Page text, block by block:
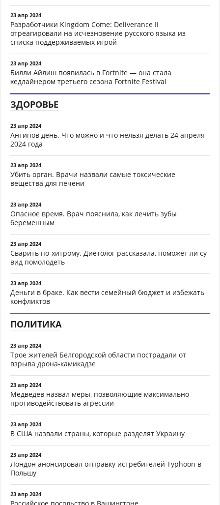
23 апр 2024
Разработчики Kingdom Come: Deliverance II
отреагировали на исчезновение русского языка из
списка поддерживаемых игрой
23 апр 2024
Билли Айлиш появилась в Fortnite — она стала
хедлайнером третьего сезона Fortnite Festival
ЗДОРОВЬЕ
23 апр 2024
Антипов день. Что можно и что нельзя делать 24 апреля
2024 года
23 апр 2024
Убить орган. Врачи назвали самые токсические
вещества для печени
23 апр 2024
Опасное время. Врач пояснила, как лечить зубы
беременным
23 апр 2024
Сварить по-хитрому. Диетолог рассказала, поможет ли су-
вид помолодеть
23 апр 2024
Деньги в браке. Как вести семейный бюджет и избежать
конфликтов
ПОЛИТИКА
23 апр 2024
Трое жителей Белгородской области пострадали от
взрыва дрона-камикадзе
23 апр 2024
Медведев назвал меры, позволяющие максимально
противодействовать агрессии
23 апр 2024
В США назвали страны, которые разделят Украину
23 апр 2024
Лондон анонсировал отправку истребителей Typhoon в
Польшу
23 апр 2024